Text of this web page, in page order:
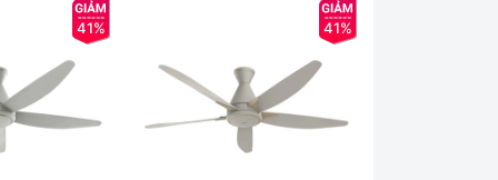
41% 41%